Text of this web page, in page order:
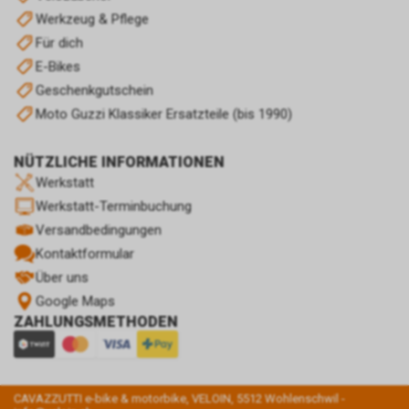
Werkzeug & Pflege
Für dich
E-Bikes
Geschenkgutschein
Moto Guzzi Klassiker Ersatzteile (bis 1990)
NÜTZLICHE INFORMATIONEN
Werkstatt
Werkstatt-Terminbuchung
Versandbedingungen
Kontaktformular
Über uns
Google Maps
ZAHLUNGSMETHODEN
CAVAZZUTTI e-bike & motorbike, VELOIN, 5512 Wohlenschwil -